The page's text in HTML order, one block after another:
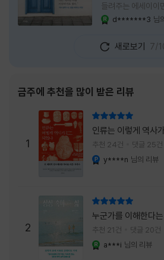
들려주는 에세이이
사람 자신의 삶을
으로 머물지 않고,
온 줄 알았던 마음
는다는 것, 대신 지
있고 무너지지 않는
더 중요하다는 사실
래서 읽는 내내 위
려 그 절제된 진심
습니다. 책 곳곳에
d*******3 님
새로보기 7/
금주에 추천을 많이 받은 리뷰
1
인류는 이렇게 역사가 되었다 <
역사가 되었나>
추천 24건 댓글 25건
y****n 님의 리뷰
2
누군가를 이해한다는
추천 21건 댓글 20건
a***i 님의 리뷰